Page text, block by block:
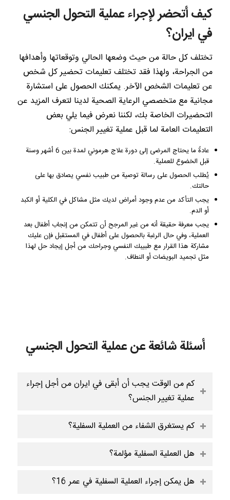
كيف أتحضر لإجراء عملية التحول الجنسي
في ايران؟
تختلف كل حالة من حيث وضعها الحالي وتوقعاتها وأهدافها
من الجراحة، ولهذا فقد تختلف تعليمات تحضير كل شخص
عن تعليمات الشخص الآخر. يمكنك الحصول على استشارة
مجانية مع متخصصي الرعاية الصحية لدينا لتعرف المزيد عن
التحضيرات الخاصة بك، لكننا نعرض فيما يلي بعض
التعليمات العامة لما قبل عملية تغيير الجنس:
عادةً ما يحتاج المرضى إلى دورة علاج هرموني لمدة بين 6 أشهر وسنة
قبل الخضوع للعملية.
يُطلب الحصول على رسالة توصية من طبيب نفسي يصادق بها على
حالتك.
يجب التأكد من عدم وجود أمراض لديك مثل مشاكل في الكلية أو الكبد
أو الدم.
يجب معرفة حقيقة أنه من غير المرجح أن تتمكن من إنجاب أطفال بعد
العملية، وفي حال الرغبة بالحصول على أطفال في المستقبل فإن عليك
مشاركة هذا القرار مع طبيبك النفسي وجراحك من أجل إيجاد حل لهذا
مثل تجميد البويضات أو النطاف.
أسئلة شائعة عن عملية التحول الجنسي
كم من الوقت يجب أن أبقى في ايران من أجل إجراء
عملية تغيير الجنس؟
كم يستغرق الشفاء من العملية السفلية؟
هل العملية السفلية مؤلمة؟
هل يمكن إجراء العملية السفلية في عمر 16؟